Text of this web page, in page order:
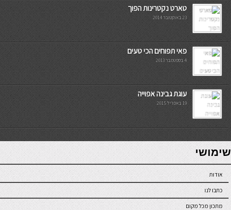
טארט נקטרינות הפוך
23 באוקטובר 2014
פאי תפוחים הכי טעים
4 בספטמבר 2013
עוגת גבינה אפוייה
19 באפריל 2015
7slots
seriöse online casinos österreich
שימושי
אודות
כתבו לנו
מתכון מכל מקום